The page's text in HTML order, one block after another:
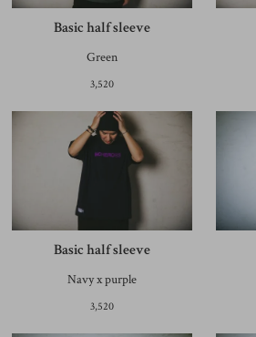
Basic half sleeve
Green
3,520
Basic half sleeve
Navy x purple
3,520